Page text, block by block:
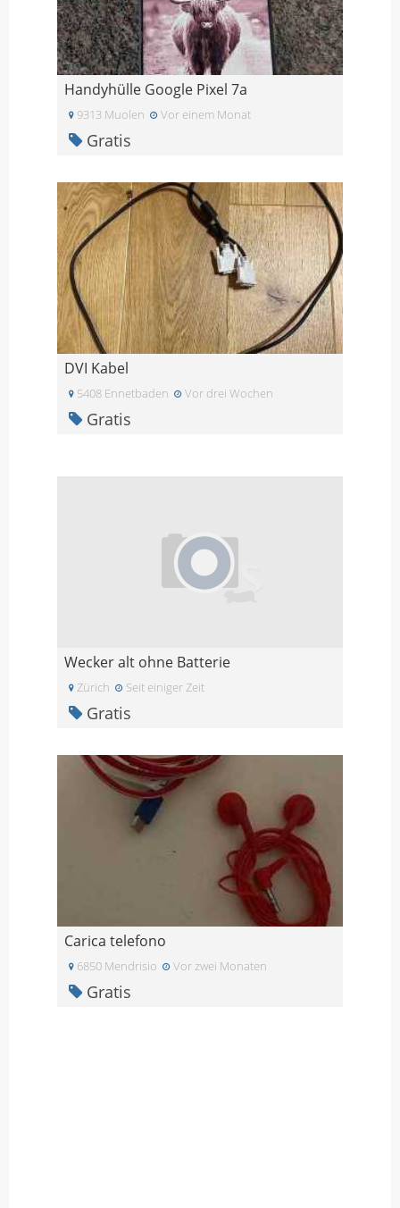
Handyhülle Google Pixel 7a
9313 Muolen Vor einem Monat
Gratis
DVI Kabel
5408 Ennetbaden Vor drei Wochen
Gratis
Wecker alt ohne Batterie
Zürich Seit einiger Zeit
Gratis
Carica telefono
6850 Mendrisio Vor zwei Monaten
Gratis